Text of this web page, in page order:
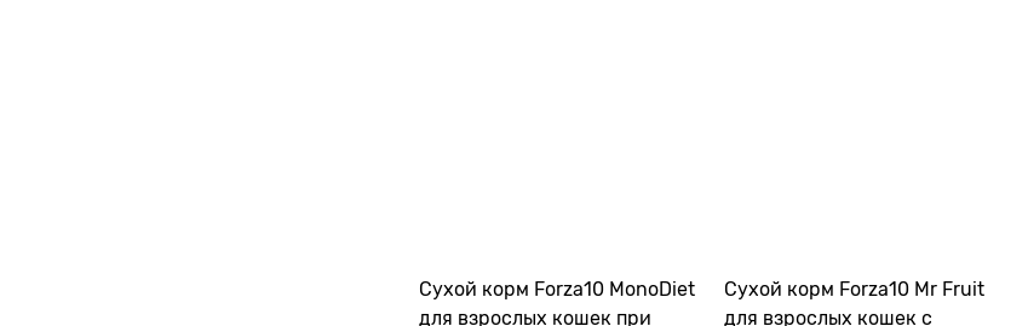
Сухой корм Forza10 MonoDiet
для взрослых кошек при
Сухой корм Forza10 Mr Fruit
для взрослых кошек с